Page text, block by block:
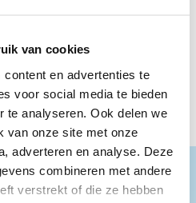
van cookies
en advertenties te
voor social media te bieden
te analyseren. Ook delen we
van onze site met onze
adverteren en analyse. Deze
combineren met andere
verstrekt of die ze hebben